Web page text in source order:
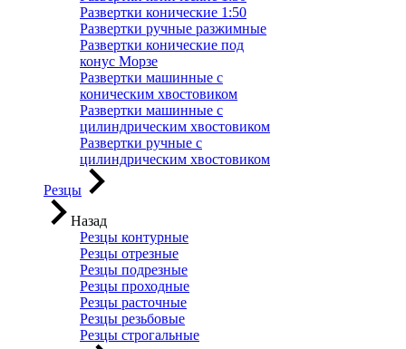
Развертки конические 1:50
Развертки ручные разжимные
Развертки конические под
конус Морзе
Развертки машинные с
коническим хвостовиком
Развертки машинные с
цилиндрическим хвостовиком
Развертки ручные с
цилиндрическим хвостовиком
Резцы
Назад
Резцы контурные
Резцы отрезные
Резцы подрезные
Резцы проходные
Резцы расточные
Резцы резьбовые
Резцы строгальные